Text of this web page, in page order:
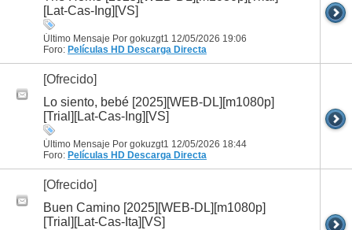
[Lat-Cas-Ing][VS]
Último Mensaje Por gokuzgt1 12/05/2026 19:06
Foro: Películas HD Descarga Directa
[Ofrecido]
Lo siento, bebé [2025][WEB-DL][m1080p]
[Trial][Lat-Cas-Ing][VS]
Último Mensaje Por gokuzgt1 12/05/2026 18:44
Foro: Películas HD Descarga Directa
[Ofrecido]
Buen Camino [2025][WEB-DL][m1080p]
[Trial][Lat-Cas-Ita][VS]